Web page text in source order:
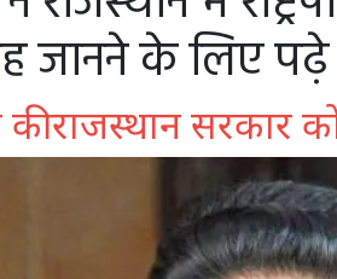
जानने के लिए
की राजस्थान सरकार